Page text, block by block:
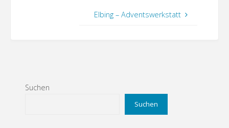
Elbing – Adventswerkstatt
Suchen
Suchen